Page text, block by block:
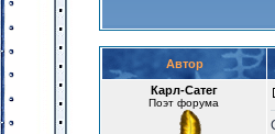
Автор
Карл-Сатег
Поэт форума